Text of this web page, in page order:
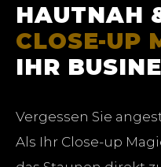
HAUTNAH
CLOSE-UP
IHR
Vergessen Sie
Als Ihr Close-up